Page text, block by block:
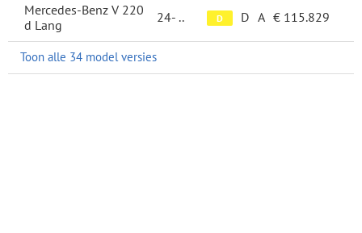
Mercedes-Benz V 220
d Lang
24- .. D D A € 115.829
Toon alle 34 model versies